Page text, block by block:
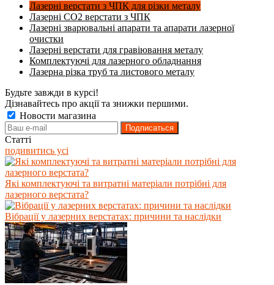
Лазерні верстати з ЧПК для різки металу
Лазерні СО2 верстати з ЧПК
Лазерні зварювальні апарати та апарати лазерної
очистки
Лазерні верстати для гравіювання металу
Комплектуючі для лазерного обладнання
Лазерна різка труб та листового металу
Будьте завжди в курсі!
Дізнавайтесь про акції та знижки першими.
Новости магазина
Статті
подивитись усі
Які комплектуючі та витратні матеріали потрібні для
лазерного верстата?
Вібрації у лазерних верстатах: причини та наслідки